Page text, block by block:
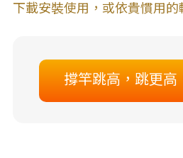
下載安裝使用，或依貴慣用的
撐竿跳高，跳更高